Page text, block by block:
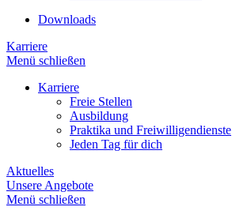
Downloads
Karriere
Menü schließen
Karriere
Freie Stellen
Ausbildung
Praktika und Freiwilligendienste
Jeden Tag für dich
Aktuelles
Unsere Angebote
Menü schließen